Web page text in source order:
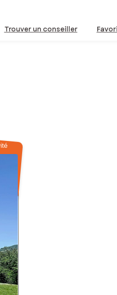
Trouver un conseiller